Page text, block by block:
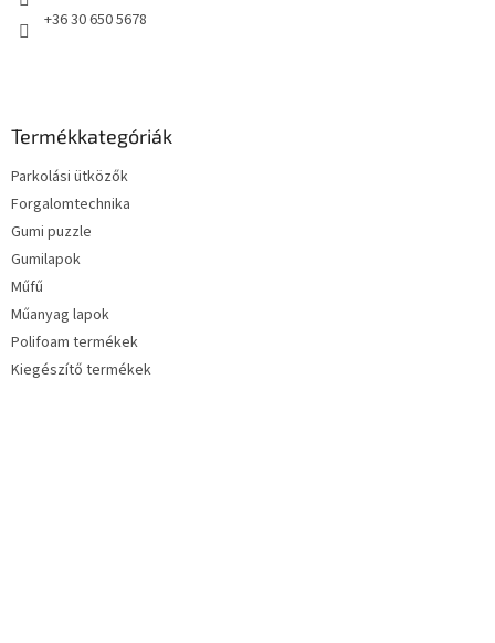
+36 30 650 5678
Termékkategóriák
Parkolási ütközők
Forgalomtechnika
Gumi puzzle
Gumilapok
Műfű
Műanyag lapok
Polifoam termékek
Kiegészítő termékek